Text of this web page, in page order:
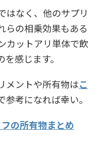
はなく、他のサプリ
らの相乗効果もある
カットアリ単体で飲
感じます。
メントや所有物はこ
考になれば幸い。
の所有物まとめ